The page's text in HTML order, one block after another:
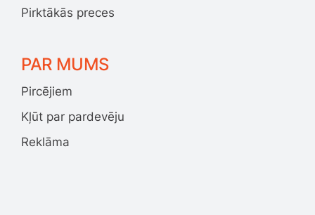
Pirktākās preces
PAR MUMS
Pircējiem
Kļūt par pardevēju
Reklāma